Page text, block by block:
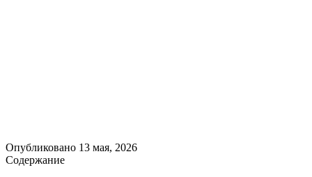
Опубликовано 13 мая, 2026
Содержание